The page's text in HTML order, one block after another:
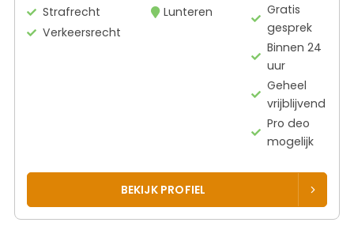
Strafrecht
Verkeersrecht
Lunteren
Gratis
gesprek
Binnen 24
uur
Geheel
vrijblijvend
Pro deo
mogelijk
BEKIJK PROFIEL